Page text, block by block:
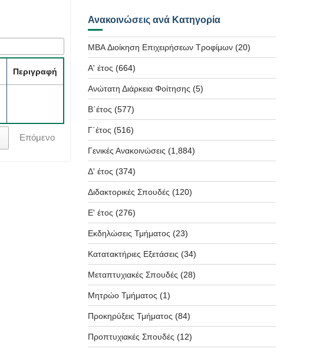
Περιγραφή
Επόμενο
Ανακοινώσεις ανά Κατηγορία
MBA Διοίκηση Επιχειρήσεων Τροφίμων(20)
Α' έτος (664)
Ανώτατη Διάρκεια Φοίτησης (5)
Β΄έτος (577)
Γ΄έτος (516)
Γενικές Ανακοινώσεις (1,884)
Δ' έτος (374)
Διδακτορικές Σπουδές (120)
Ε' έτος (276)
Εκδηλώσεις Τμήματος (23)
Κατατακτήριες Εξετάσεις (34)
Μεταπτυχιακές Σπουδές (28)
Μητρώο Τμήματος (1)
Προκηρύξεις Τμήματος (84)
Προπτυχιακές Σπουδές (12)